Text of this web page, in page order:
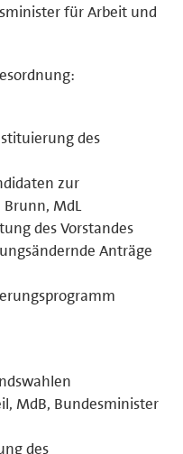
für Arbeit und
des
zur
Brunn, MdL
des Vorstandes
Anträge
MdB, Bundesminister
des